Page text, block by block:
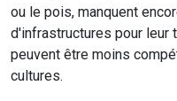
ou le pois, manquent
d'infrastructures pour leur
peuvent être moins
cultures.